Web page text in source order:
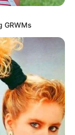
ΚΑΙ...
και
συμφερόντων
GRWMs